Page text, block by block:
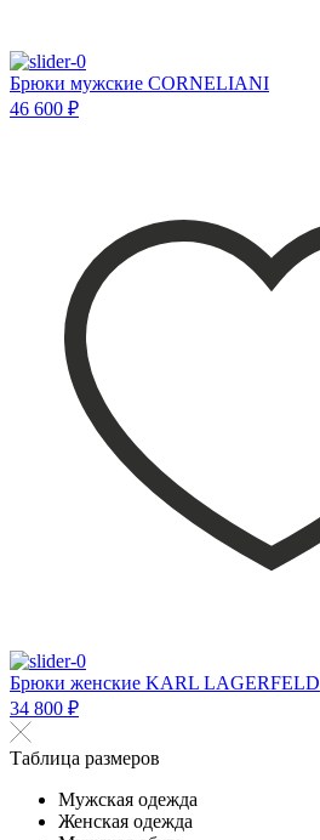
Брюки мужские CORNELIANI
46 600 ₽
Брюки женские KARL LAGERFELD
34 800 ₽
Таблица размеров
Мужская одежда
Женская одежда